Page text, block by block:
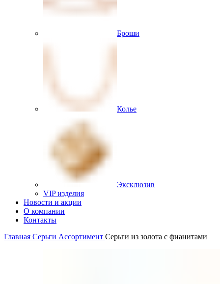
Броши
Колье
Эксклюзив
VIP изделия
Новости и акции
О компании
Контакты
Главная Серьги Ассортимент Серьги из золота с фианитами